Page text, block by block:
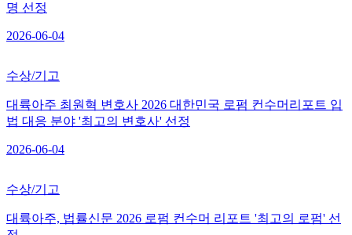
명 선정
2026-06-04
수상/기고
대륙아주 최원혁 변호사 2026 대한민국 로펌 컨수머리포트 입
법 대응 분야 '최고의 변호사' 선정
2026-06-04
수상/기고
대륙아주, 법률신문 2026 로펌 컨수머 리포트 '최고의 로펌' 선